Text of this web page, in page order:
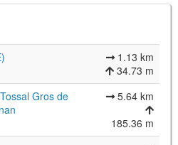
1.13 km
34.73 m
Gros de
5.64 km
185.36 m